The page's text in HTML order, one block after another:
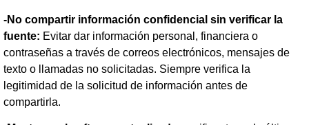
-No compartir información confidencial sin verificar la
fuente: Evitar dar información personal, financiera o
contraseñas a través de correos electrónicos, mensajes de
texto o llamadas no solicitadas. Siempre verifica la
legitimidad de la solicitud de información antes de
compartirla.